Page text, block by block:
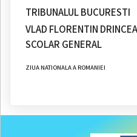
TRIBUNALUL BUCURESTI
VLAD FLORENTIN
SCOLAR GENERAL
ZIUA NATIONALA A ROMANIEI